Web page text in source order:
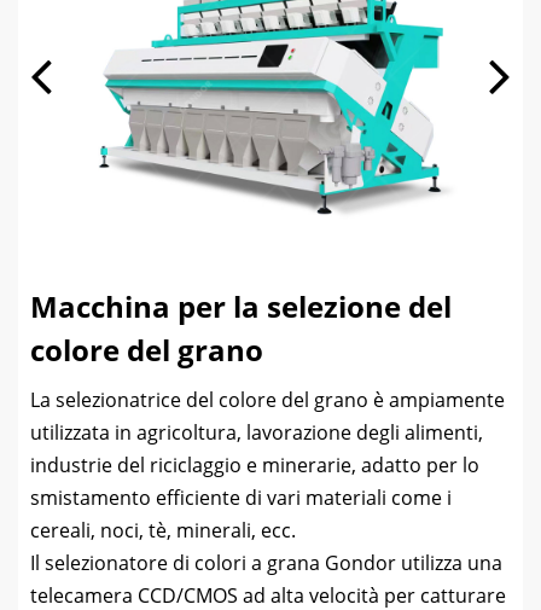
Macchina per la selezione del
colore del grano
La selezionatrice del colore del grano è ampiamente
utilizzata in agricoltura, lavorazione degli alimenti,
industrie del riciclaggio e minerarie, adatto per lo
smistamento efficiente di vari materiali come i
cereali, noci, tè, minerali, ecc.
Il selezionatore di colori a grana Gondor utilizza una
telecamera CCD/CMOS ad alta velocità per catturare